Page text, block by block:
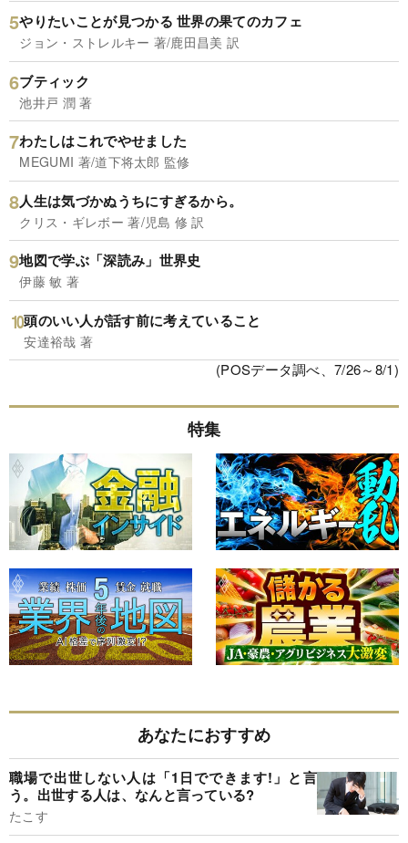
やりたいことが見つかる 世界の果てのカフェ
ジョン・ストレルキー 著/鹿田昌美 訳
ブティック
池井戸 潤 著
わたしはこれでやせました
MEGUMI 著/道下将太郎 監修
人生は気づかぬうちにすぎるから。
クリス・ギレボー 著/児島 修 訳
地図で学ぶ「深読み」世界史
伊藤 敏 著
頭のいい人が話す前に考えていること
安達裕哉 著
(POSデータ調べ、7/26～8/1)
特集
あなたにおすすめ
職場で出世しない人は「1日でできます!」と言
う。出世する人は、なんと言っている?
たこす